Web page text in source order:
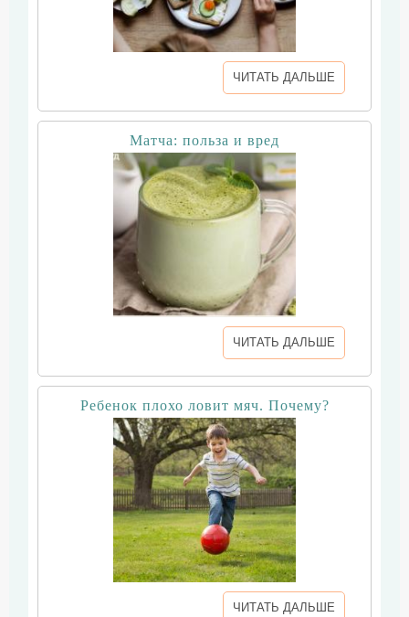
ЧИТАТЬ ДАЛЬШЕ
Матча: польза и вред
ЧИТАТЬ ДАЛЬШЕ
Ребенок плохо ловит мяч. Почему?
ЧИТАТЬ ДАЛЬШЕ